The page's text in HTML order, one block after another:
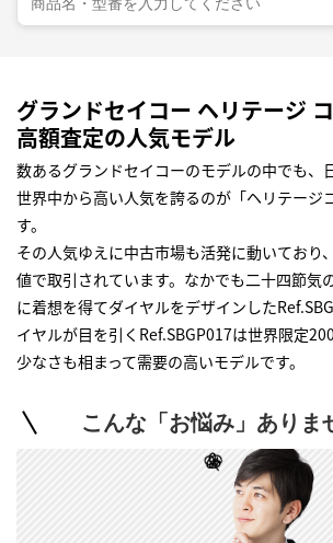
グランドセイコー ヘリテージ
高額査定の人気モデル
数あるグランドセイコーのモデルの中でも、
世界中から高い人気を誇るのが「ヘリテージ
す。
その人気ゆえに中古市場も活発に動いており
値で取引されています。なかでも二十四節気
に着想を得てダイヤルをデザインした
イヤルが目を引くRef.SBGP017は世界限定
少なさも相まって需要の高いモデルです。
こんな「お悩み」ありま